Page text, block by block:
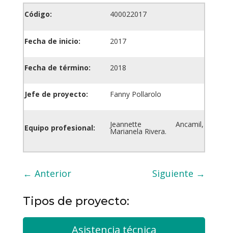
Código: 400022017
Fecha de inicio: 2017
Fecha de término: 2018
Jefe de proyecto: Fanny Pollarolo
Equipo profesional: Jeannette Ancamil,
Marianela Rivera.
← Anterior Siguiente →
Tipos de proyecto:
Asistencia técnica